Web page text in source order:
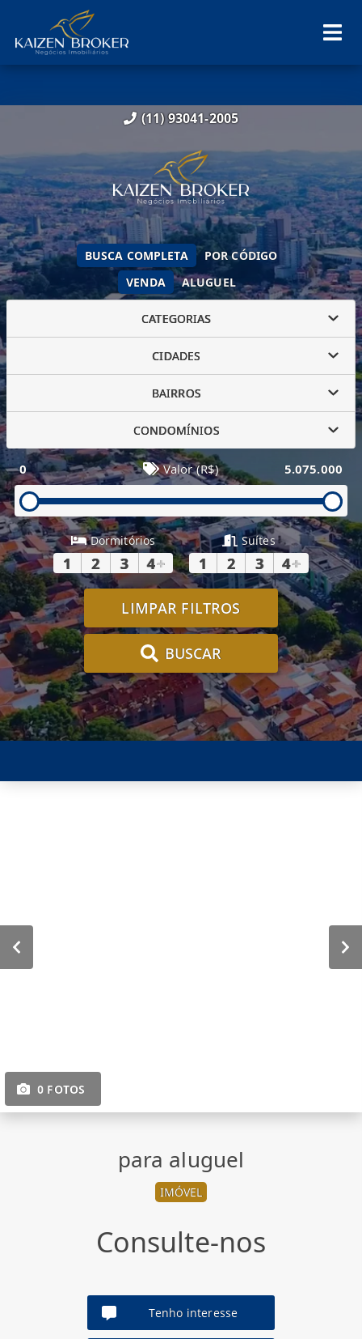
(11) 93041-2005
VENDA ALUGUEL
BUSCA COMPLETA POR CÓDIGO
CATEGORIAS
CIDADES
BAIRROS
CONDOMÍNIOS
0 Valor (R$) 5.075.000
Dormitórios
1 2 3 4+
Suítes
1 2 3 4+
LIMPAR FILTROS
BUSCAR
0 FOTOS
para aluguel
IMÓVEL
Consulte-nos
Tenho interesse